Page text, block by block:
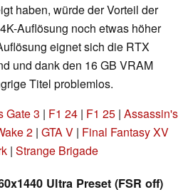
haben, würde der Vorteil der
Auflösung noch etwas höher
eignet sich die RTX
und dank den 16 GB VRAM
Titel problemlos.
Gate 3 | F1 24| F1 25| Assassin's
2 | GTA V | Final Fantasy XV
| Strange Brigade
Ultra Preset (FSR off)